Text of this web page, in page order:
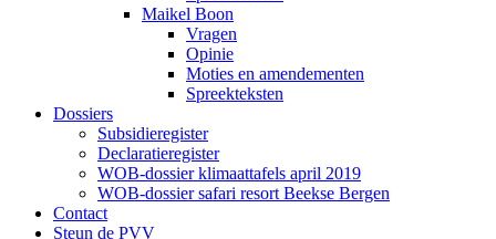
Maikel Boon
Vragen
Opinie
Moties en amendementen
Spreekteksten
Dossiers
Subsidieregister
Declaratieregister
WOB-dossier klimaattafels april 2019
WOB-dossier safari resort Beekse Bergen
Contact
Steun de PVV